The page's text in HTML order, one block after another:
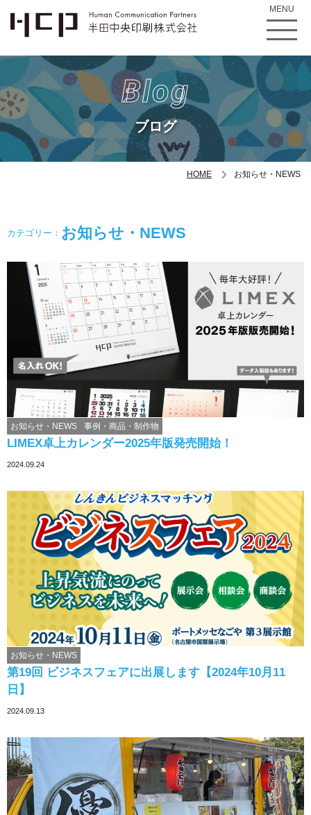
MENU
Blog
ブログ
HOME お知らせ・NEWS
カテゴリー： お知らせ・NEWS
LIMEX卓上カレンダー2025年版発売開始！
お知らせ・NEWS 事例・商品・制作物
2024.09.24
第19回 ビジネスフェアに出展します【2024年10月11
日】
お知らせ・NEWS
2024.09.13